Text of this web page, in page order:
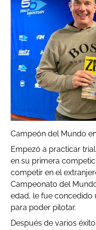
Campeón del Mundo
Empezó a practicar
en su primera
competir en el
Campeonato del
edad, le fue concedido
para poder pilotar.
Después de varios